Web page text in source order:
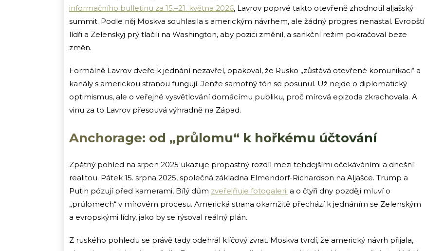
informačního bulletinu za 15.–21. května 2026, Lavrov poprvé takto otevřeně zhodnotil aljašský
summit. Podle něj Moskva souhlasila s americkým návrhem, ale žádný progres nenastal. Evropští
lídři a Zelenskyj prý tlačili na Washington, aby pozici změnil, a sankční režim pokračoval beze
změn.
Formálně Lavrov dveře k jednání nezavřel, opakoval, že Rusko „zůstává otevřené komunikaci“ a
kanály s americkou stranou fungují. Jenže samotný tón se posunul. Už nejde o diplomatický
optimismus, ale o veřejné vysvětlování domácímu publiku, proč mírová epizoda zkrachovala. A
vinu za to Lavrov přesouvá výhradně na Západ.
Anchorage: od „průlomu“ k hořkému účtování
Zpětný pohled na srpen 2025 ukazuje propastný rozdíl mezi tehdejšími očekáváními a dnešní
realitou. Pátek 15. srpna 2025, společná základna Elmendorf-Richardson na Aljašce. Trump a
Putin pózují před kamerami, Bílý dům zveřejňuje fotogalerii a o čtyři dny později mluví o
„průlomech“ v mírovém procesu. Americká strana okamžitě přechází k jednáním se Zelenským
a evropskými lídry, jako by se rýsoval reálný plán.
Z ruského pohledu se právě tady odehrál klíčový zvrat. Moskva tvrdí, že americký návrh přijala,